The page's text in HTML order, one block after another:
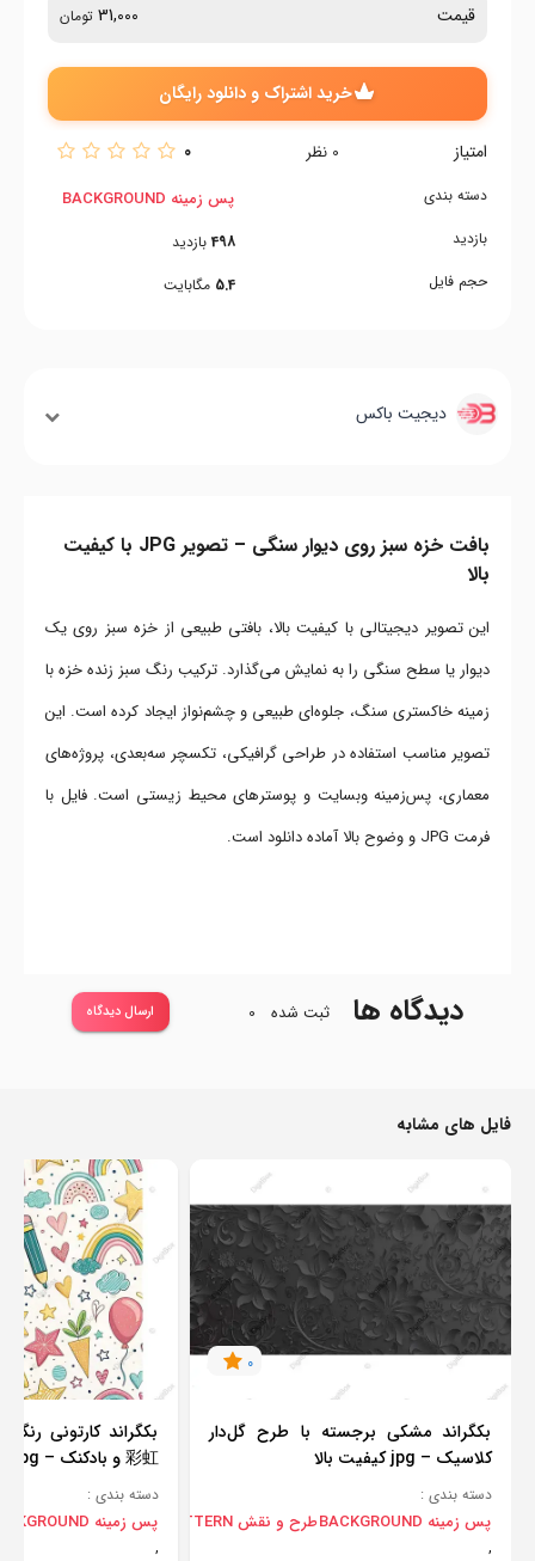
قیمت 31,000 تومان
خرید اشتراک و دانلود رایگان
امتیاز 0 نظر 0
دسته بندی
بازدید
حجم فایل
پس زمینه BACKGROUND
498 بازدید
5.4 مگابایت
دیجیت باکس
بافت خزه سبز روی دیوار سنگی – تصویر JPG با کیفیت
بالا
این تصویر دیجیتالی با کیفیت بالا، بافتی طبیعی از خزه سبز روی یک
دیوار یا سطح سنگی را به نمایش می‌گذارد. ترکیب رنگ سبز زنده خزه با
زمینه خاکستری سنگ، جلوه‌ای طبیعی و چشم‌نواز ایجاد کرده است. این
تصویر مناسب استفاده در طراحی گرافیکی، تکسچر سه‌بعدی، پروژه‌های
معماری، پس‌زمینه وبسایت و پوسترهای محیط زیستی است. فایل با
فرمت JPG و وضوح بالا آماده دانلود است.
دیدگاه ها ثبت شده 0 ارسال دیدگاه
فایل های مشابه
0
بکگراند مشکی برجسته با طرح گل‌دار
کلاسیک – jpg کیفیت بالا
دسته بندی :
پس زمینه BACKGROUND
,
طرح و نقش PATTERN
بکگراند کارتونی
彩虹 و بادکنک – jpg کیفیت بالا
دسته بندی :
پس زمینه BACKGROUND
,